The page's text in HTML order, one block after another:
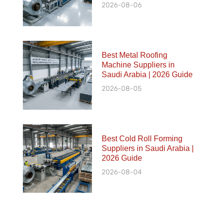
2026-08-06
Best Metal Roofing
Machine Suppliers in
Saudi Arabia | 2026 Guide
2026-08-05
Best Cold Roll Forming
Suppliers in Saudi Arabia |
2026 Guide
2026-08-04